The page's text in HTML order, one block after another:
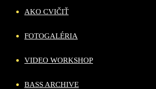
AKO CVIČIŤ
FOTOGALÉRIA
VIDEO WORKSHOP
BASS ARCHIVE